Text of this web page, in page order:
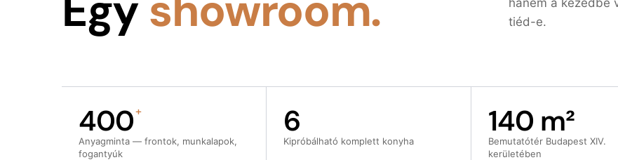
tiéd-e.
400+
Anyagminta — frontok, munkalapok,
fogantyúk
6
Kipróbálható komplett konyha
140 m²
Bemutatótér Budapest XIV.
kerületében